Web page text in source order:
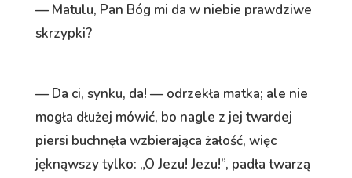
— Matulu, Pan Bóg mi da w niebie prawdziwe
skrzypki?
— Da ci, synku, da! — odrzekła matka; ale nie
mogła dłużej mówić, bo nagle z jej twardej
piersi buchnęła wzbierająca żałość, więc
jęknąwszy tylko: „O Jezu! Jezu!”, padła twarzą